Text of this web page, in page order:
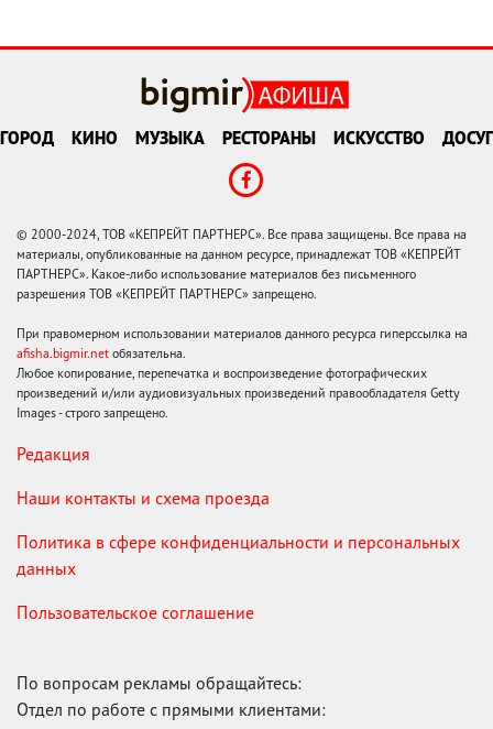
ГОРОД КИНО МУЗЫКА РЕСТОРАНЫ ИСКУССТВО ДОСУГ
© 2000-2024, ТОВ «КЕПРЕЙТ ПАРТНЕРС». Все права защищены. Все права на
материалы, опубликованные на данном ресурсе, принадлежат ТОВ «КЕПРЕЙТ
ПАРТНЕРС». Какое-либо использование материалов без письменного
разрешения ТОВ «КЕПРЕЙТ ПАРТНЕРС» запрещено.
При правомерном использовании материалов данного ресурса гиперссылка на
afisha.bigmir.net обязательна.
Любое копирование, перепечатка и воспроизведение фотографических
произведений и/или аудиовизуальных произведений правообладателя Getty
Images - строго запрещено.
Редакция
Наши контакты и схема проезда
Политика в сфере конфиденциальности и персональных
данных
Пользовательское соглашение
По вопросам рекламы обращайтесь:
Отдел по работе с прямыми клиентами: